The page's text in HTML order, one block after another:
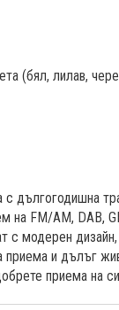
(бял, лилав,
с дългогодишна
FM/AM, DAB,
с модерен
приема и дълъг
приема на